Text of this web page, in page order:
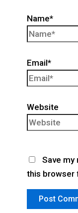
Name*
Email*
Website
Save my
this browser